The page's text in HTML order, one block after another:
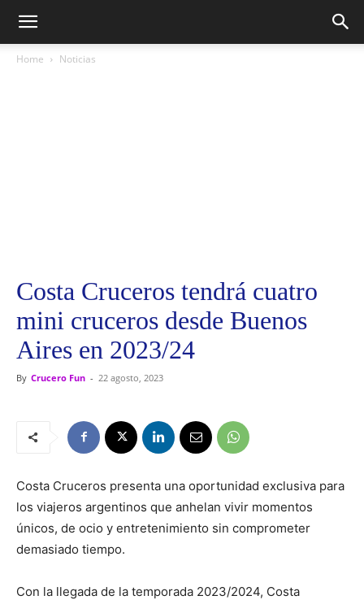
Home Noticias
Costa Cruceros tendrá cuatro
mini cruceros desde Buenos
Aires en 2023/24
By Crucero Fun - 22 agosto, 2023
Costa Cruceros presenta una oportunidad exclusiva para
los viajeros argentinos que anhelan vivir momentos
únicos, de ocio y entretenimiento sin comprometer
demasiado tiempo.
Con la llegada de la temporada 2023/2024, Costa